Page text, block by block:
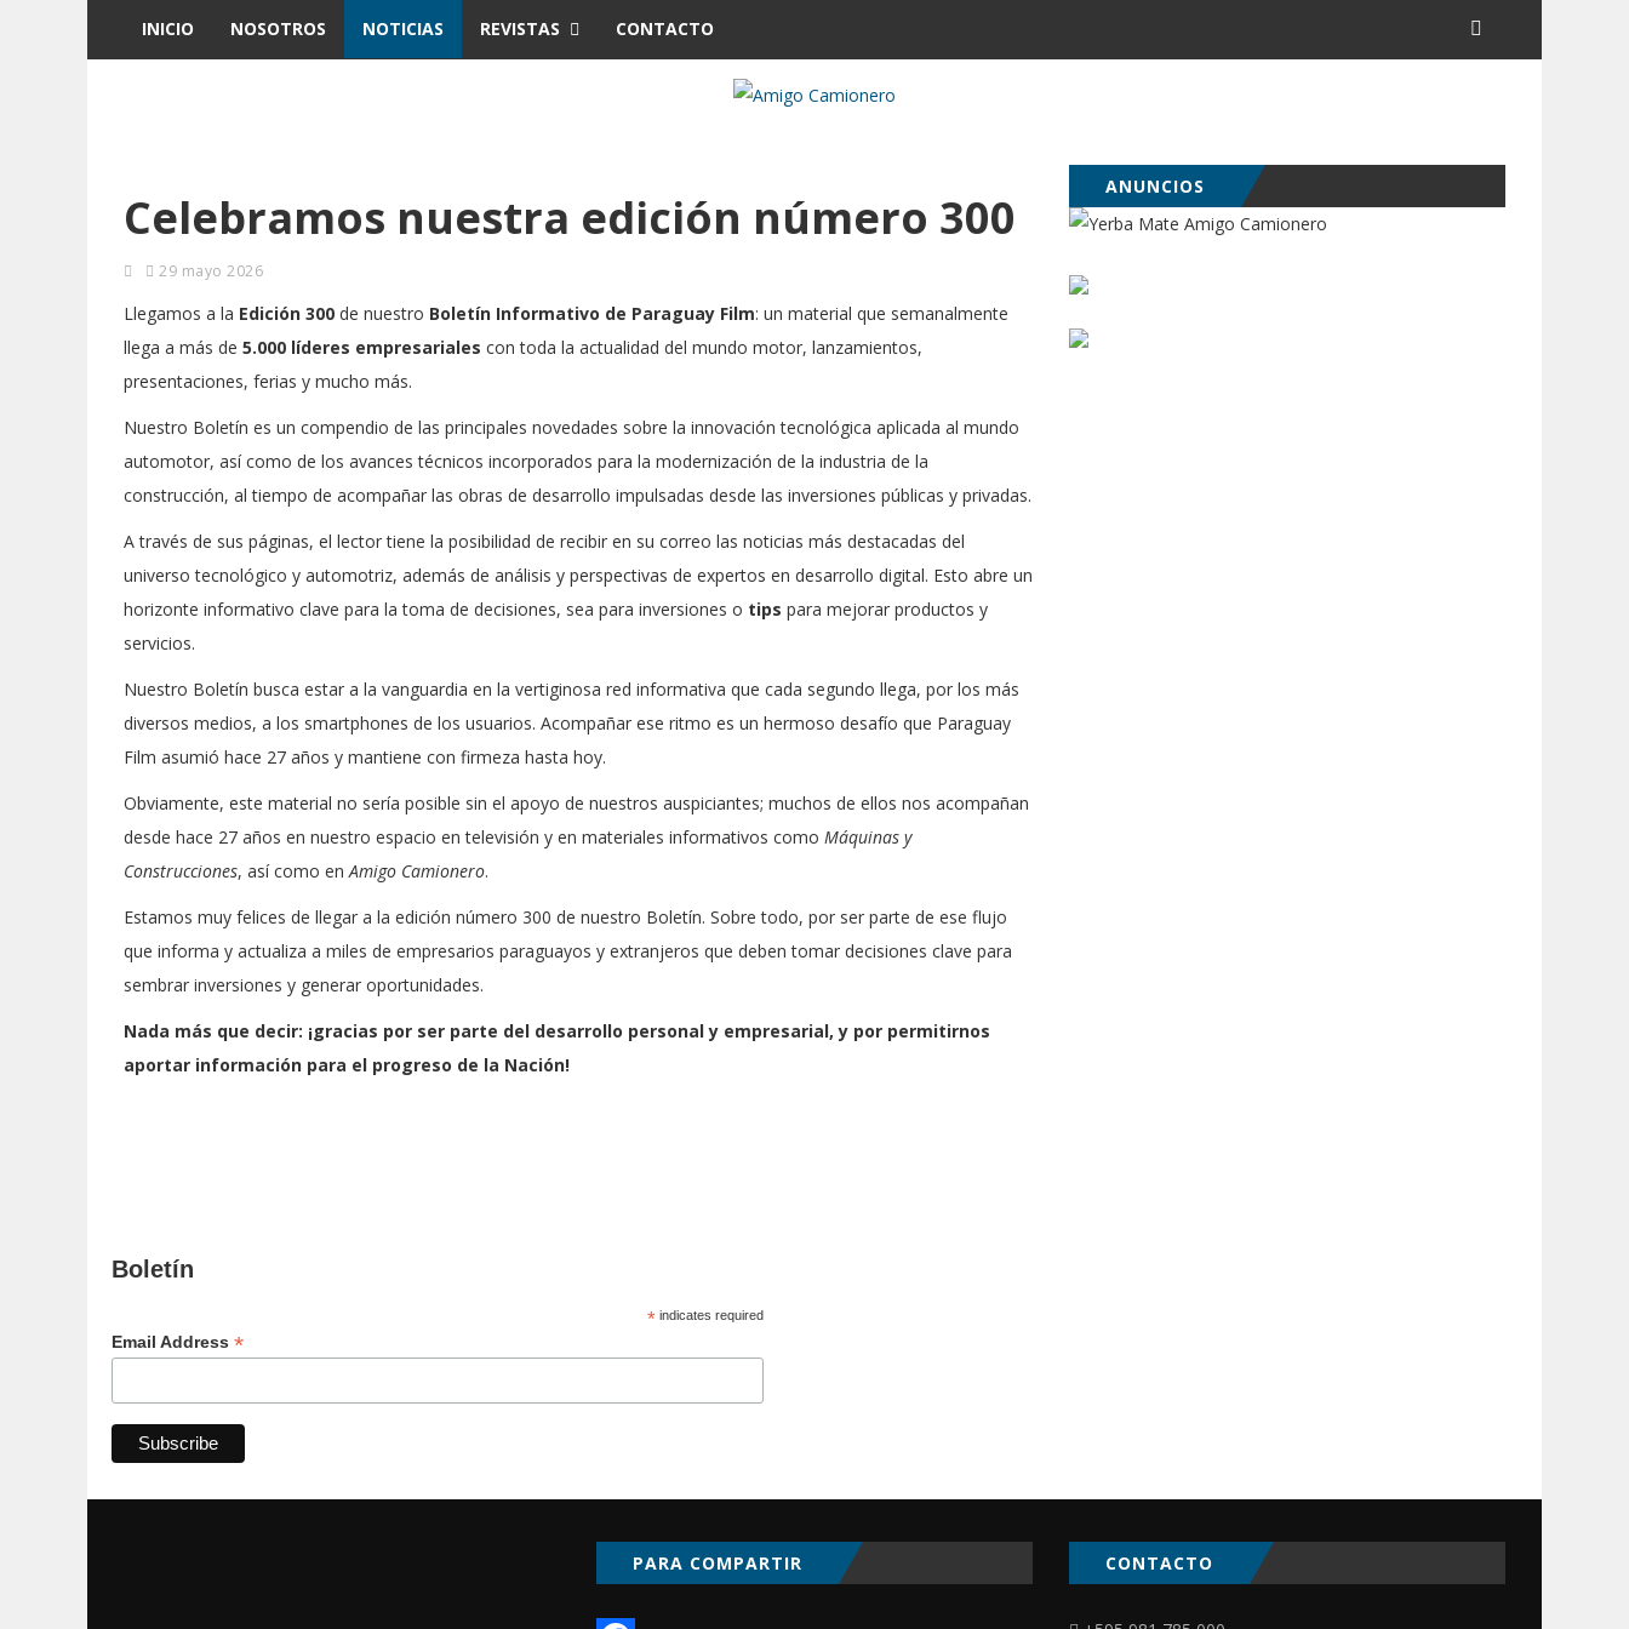
INICIO NOSOTROS NOTICIAS REVISTAS CONTACTO
Celebramos nuestra edición número 300
29 mayo 2026
Llegamos a la Edición 300 de nuestro Boletín Informativo de Paraguay Film: un material que semanalmente
llega a más de 5.000 líderes empresariales con toda la actualidad del mundo motor, lanzamientos,
presentaciones, ferias y mucho más.
Nuestro Boletín es un compendio de las principales novedades sobre la innovación tecnológica aplicada al mundo
automotor, así como de los avances técnicos incorporados para la modernización de la industria de la
construcción, al tiempo de acompañar las obras de desarrollo impulsadas desde las inversiones públicas y privadas.
A través de sus páginas, el lector tiene la posibilidad de recibir en su correo las noticias más destacadas del
universo tecnológico y automotriz, además de análisis y perspectivas de expertos en desarrollo digital. Esto abre un
horizonte informativo clave para la toma de decisiones, sea para inversiones o tips para mejorar productos y
servicios.
Nuestro Boletín busca estar a la vanguardia en la vertiginosa red informativa que cada segundo llega, por los más
diversos medios, a los smartphones de los usuarios. Acompañar ese ritmo es un hermoso desafío que Paraguay
Film asumió hace 27 años y mantiene con firmeza hasta hoy.
Obviamente, este material no sería posible sin el apoyo de nuestros auspiciantes; muchos de ellos nos acompañan
desde hace 27 años en nuestro espacio en televisión y en materiales informativos como Máquinas y
Construcciones, así como enAmigo Camionero.
Estamos muy felices de llegar a la edición número 300 de nuestro Boletín. Sobre todo, por ser parte de ese flujo
que informa y actualiza a miles de empresarios paraguayos y extranjeros que deben tomar decisiones clave para
sembrar inversiones y generar oportunidades.
Nada más que decir: ¡gracias por ser parte del desarrollo personal y empresarial, y por permitirnos
aportar información para el progreso de la Nación!
ANUNCIOS
Boletín
*indicates required
Email Address *
PARA COMPARTIR CONTACTO